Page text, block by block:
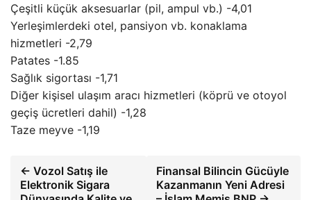
Çeşitli küçük aksesuarlar (pil, ampul vb.) -4,01
Yerleşimlerdeki otel, pansiyon vb. konaklama
hizmetleri -2,79
Patates -1.85
Sağlık sigortası -1,71
Diğer kişisel ulaşım aracı hizmetleri (köprü ve otoyol
geçiş ücretleri dahil) -1,28
Taze meyve -1,19
← Vozol Satış ile
Elektronik Sigara
Finansal Bilincin Gücüyle
Kazanmanın Yeni Adresi